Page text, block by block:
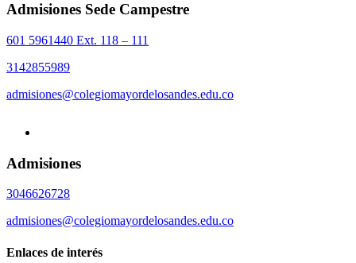
Admisiones Sede Campestre
601 5961440 Ext. 118 – 111
3142855989
admisiones@colegiomayordelosandes.edu.co
Admisiones
3046626728
admisiones@colegiomayordelosandes.edu.co
Enlaces de interés